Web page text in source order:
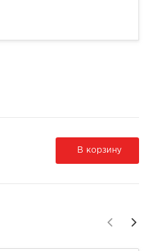
В корзину